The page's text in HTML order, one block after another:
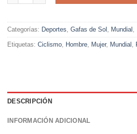
$228.00.$168.00.
Categorías: Deportes Gafas de Sol Mundial
Etiquetas: Ciclismo Hombre Mujer, Mundial
DESCRIPCIÓN
INFORMACIÓN ADICIONAL